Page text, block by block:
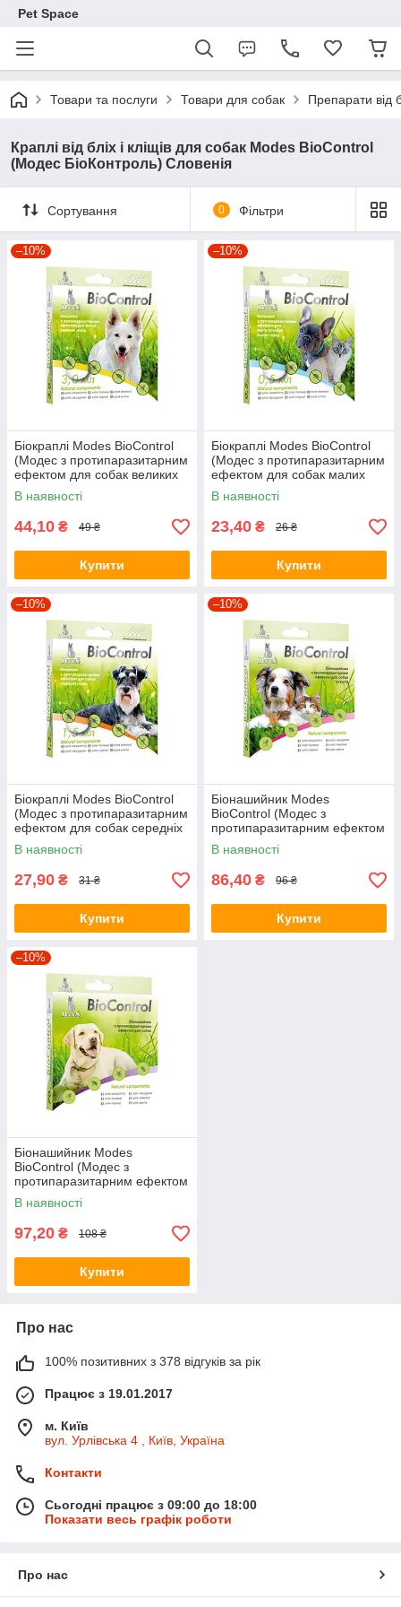
Pet Space
Товари та послуги Товари для собак Препарати від
Краплі від бліх і кліщів для собак Modes BioControl
(Модес БіоКонтроль) Словенія
Сортування 0 Фільтри
–10%
Біокраплі Modes BioControl
(Модес з протипаразитарним
ефектом для собак великих
порі) 3мл
В наявності
44,10 ₴ 49 ₴
Купити
–10%
Біокраплі Modes BioControl
(Модес з протипаразитарним
ефектом для собак малих
порід та котів) 0.5мл
В наявності
23,40 ₴ 26 ₴
Купити
–10%
Біокраплі Modes BioControl
(Модес з протипаразитарним
ефектом для собак середніх
порід) 1.5мл
В наявності
27,90 ₴ 31 ₴
Купити
–10%
Біонашийник Modes
BioControl (Модес з
протипаразитарним ефектом
для собак та котів) 35см
В наявності
86,40 ₴ 96 ₴
Купити
–10%
Біонашийник Modes
BioControl (Модес з
протипаразитарним ефектом
для собак) 70см
В наявності
97,20 ₴ 108 ₴
Купити
Про нас
100% позитивних з 378 відгуків за рік
Працює з 19.01.2017
м. Київ
вул. Урлівська 4 , Київ, Україна
Контакти
Сьогодні працює з 09:00 до 18:00
Показати весь графік роботи
Про нас